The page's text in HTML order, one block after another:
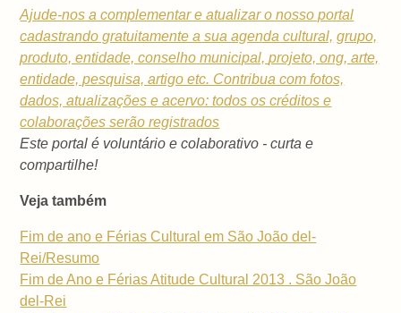
Ajude-nos a complementar e atualizar o nosso portal
cadastrando gratuitamente a suaagenda cultural, grupo,
produto, entidade, conselho municipal,projeto, ong, arte,
entidade, pesquisa, artigo etc. Contribua com fotos,
dados, atualizações e acervo: todos os créditos e
colaborações serão registrados
Este portal é voluntário e colaborativo - curta e
compartilhe!
Veja também
Fim de ano e Férias Cultural em São João del-
Rei/Resumo
Fim de Ano e Férias Atitude Cultural 2013 . São João
del-Rei